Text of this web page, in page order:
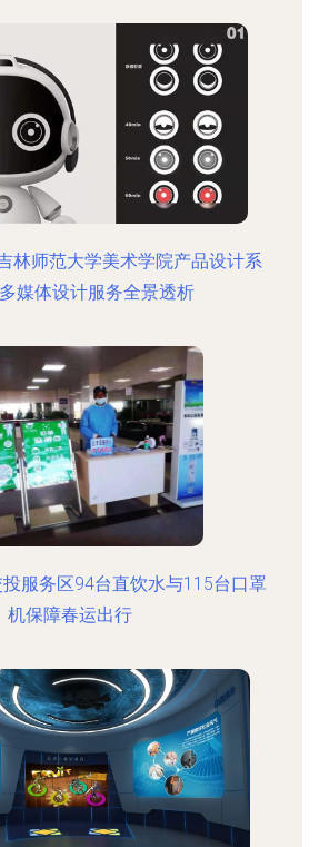
林师范大学美术学院产品设计系
媒体设计服务全景透析
服务区94台直饮水与115台口罩
机保障春运出行